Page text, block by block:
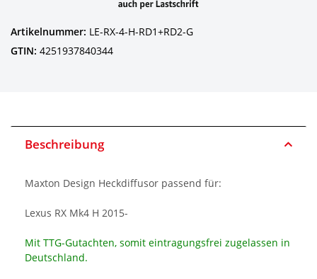
Artikelnummer: LE-RX-4-H-RD1+RD2-G
GTIN: 4251937840344
Beschreibung
Maxton Design Heckdiffusor passend für:
Lexus RX Mk4 H 2015-
Mit TTG-Gutachten, somit eintragungsfrei zugelassen in
Deutschland.